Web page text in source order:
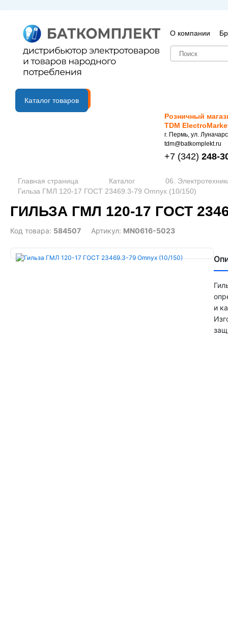
О компании
B2B портал
Каталог товаров
Розничный
TDM
г. Пермь, ул.
tdm@batkomplekt.ru
+7 (342) 248-
Главная страница Каталог
06.
Гильза ГМЛ 120-17 ГОСТ 23469.3-79 Omnyx (10/150)
ГИЛЬЗА ГМЛ 120-17 ГОСТ
Код товара: 584507 Артикул: MN0616-5023
и